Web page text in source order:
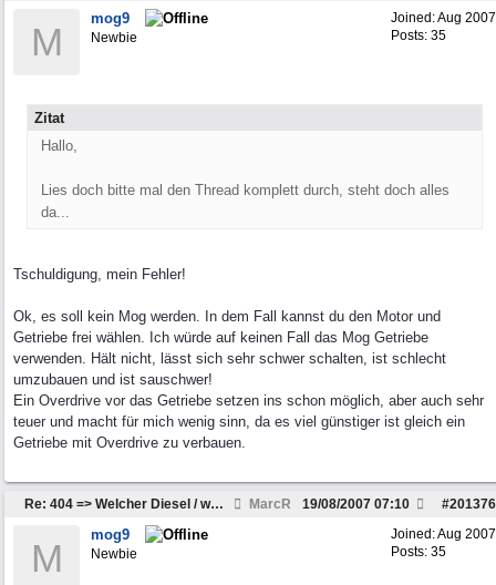
Joined:Aug 2007
Posts: 35
M
mog9
Newbie
Zitat
Hallo,
Lies doch bitte mal den Thread komplett durch, steht doch alles
da...
Tschuldigung, mein Fehler!
Ok, es soll kein Mog werden. In dem Fall kannst du den Motor und
Getriebe frei wählen. Ich würde auf keinen Fall das Mog Getriebe
verwenden. Hält nicht, lässt sich sehr schwer schalten, ist schlecht
umzubauen und ist sauschwer!
Ein Overdrive vor das Getriebe setzen ins schon möglich, aber auch sehr
teuer und macht für mich wenig sinn, da es viel günstiger ist gleich ein
Getriebe mit Overdrive zu verbauen.
Re: 404 => Welcher Diesel / welches Getriebe passt MarcR #201376
19/08/2007 07:10
Joined:Aug 2007
Posts: 35
M
mog9
Newbie